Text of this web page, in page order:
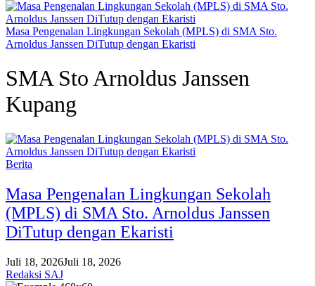
Masa Pengenalan Lingkungan Sekolah (MPLS) di SMA Sto.
Arnoldus Janssen DiTutup dengan Ekaristi
SMA Sto Arnoldus Janssen
Kupang
Berita
Masa Pengenalan Lingkungan Sekolah
(MPLS) di SMA Sto. Arnoldus Janssen
DiTutup dengan Ekaristi
Juli 18, 2026Juli 18, 2026
Redaksi SAJ